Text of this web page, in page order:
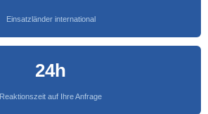
Einsatzländer international
24h
Reaktionszeit auf Ihre Anfrage